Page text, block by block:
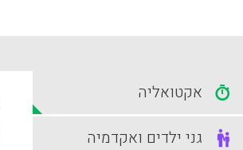
אקטואליה
גני ילדים ואקדמיה